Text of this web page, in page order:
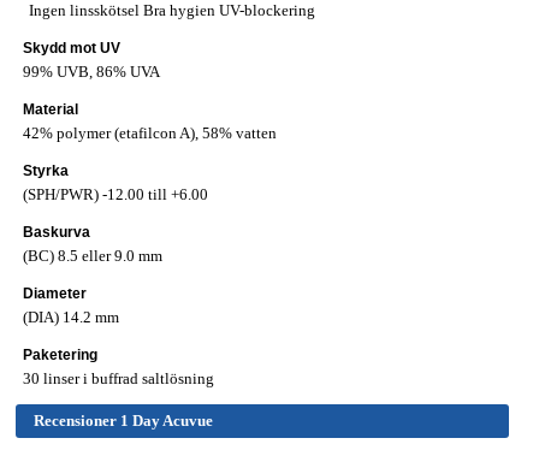
Ingen linsskötsel Bra hygien UV-blockering
Skydd mot UV
99% UVB, 86% UVA
Material
42% polymer (etafilcon A), 58% vatten
Styrka
(SPH/PWR) -12.00 till +6.00
Baskurva
(BC) 8.5 eller 9.0 mm
Diameter
(DIA) 14.2 mm
Paketering
30 linser i buffrad saltlösning
Recensioner 1 Day Acuvue